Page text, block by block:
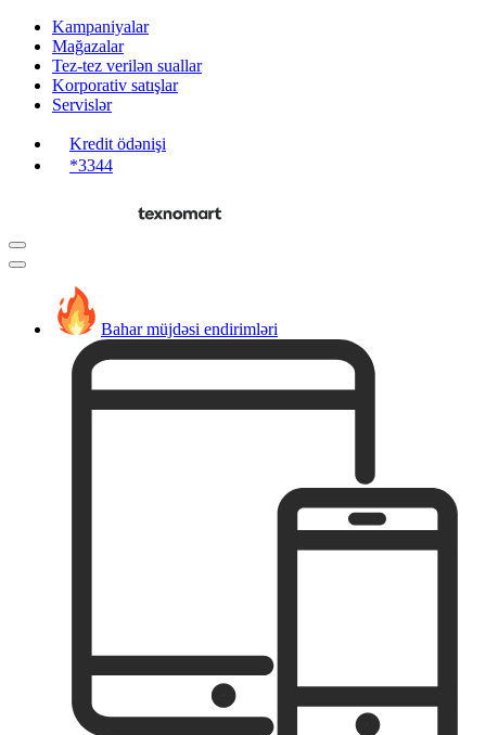
Kampaniyalar
Mağazalar
Tez-tez verilən suallar
Korporativ satışlar
Servislər
Kredit ödənişi
*3344
Bahar müjdəsi endirimləri